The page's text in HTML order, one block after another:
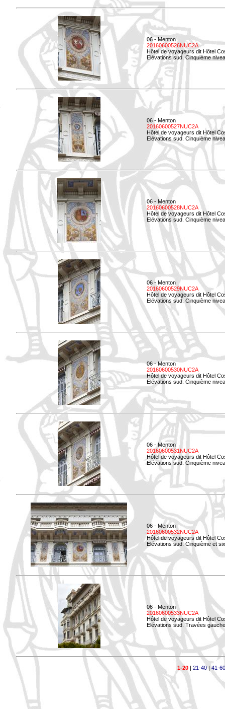
06 - Menton
20160600526NUC2A
Hôtel de voyageurs dit Hôtel
Elévations sud. Cinquième
06 - Menton
20160600527NUC2A
Hôtel de voyageurs dit Hôtel
Elévations sud. Cinquième
06 - Menton
20160600528NUC2A
Hôtel de voyageurs dit Hôtel
Elévations sud. Cinquième
06 - Menton
20160600529NUC2A
Hôtel de voyageurs dit Hôtel
Elévations sud. Cinquième
06 - Menton
20160600530NUC2A
Hôtel de voyageurs dit Hôtel
Elévations sud. Cinquième
06 - Menton
20160600531NUC2A
Hôtel de voyageurs dit Hôtel
Elévations sud. Cinquième
06 - Menton
20160600532NUC2A
Hôtel de voyageurs dit Hôtel
Elévations sud. Cinquième et
06 - Menton
20160600533NUC2A
Hôtel de voyageurs dit Hôtel
Elévations sud. Travées
1-20 | 21-40| 41-60